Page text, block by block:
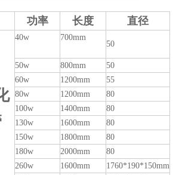
功率 长度 直径
40w 700mm
50
50w 800mm
50
60w
1200mm
55
80w
1200mm
80
100w
1400mm
80
130w
1600mm
80
150w
1800mm
80
180w
2000mm
80
260w
1600mm
1760*190*150mm